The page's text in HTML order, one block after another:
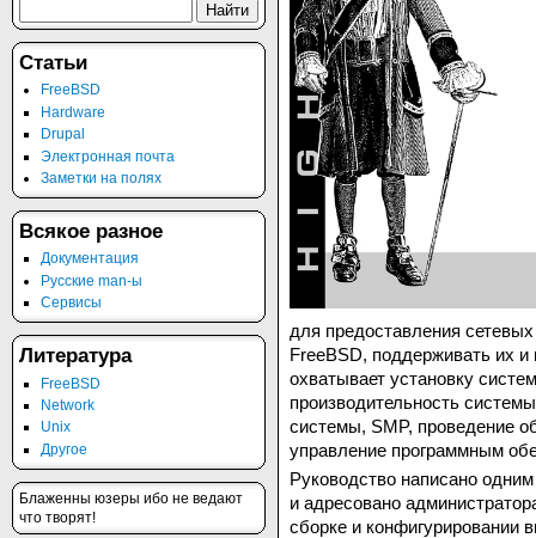
для предоставления
FreeBSD, поддерживать их и
охватывает установку
производительность
системы, SMP, проведение
управление программным
Руководство написано
и адресовано
сборке и конфигурировании
Статьи
FreeBSD
Hardware
Drupal
Электронная почта
Заметки на полях
Всякое разное
Документация
Русские man-ы
Сервисы
Литература
FreeBSD
Network
Unix
Другое
Блаженны юзеры ибо не ведают
что творят!